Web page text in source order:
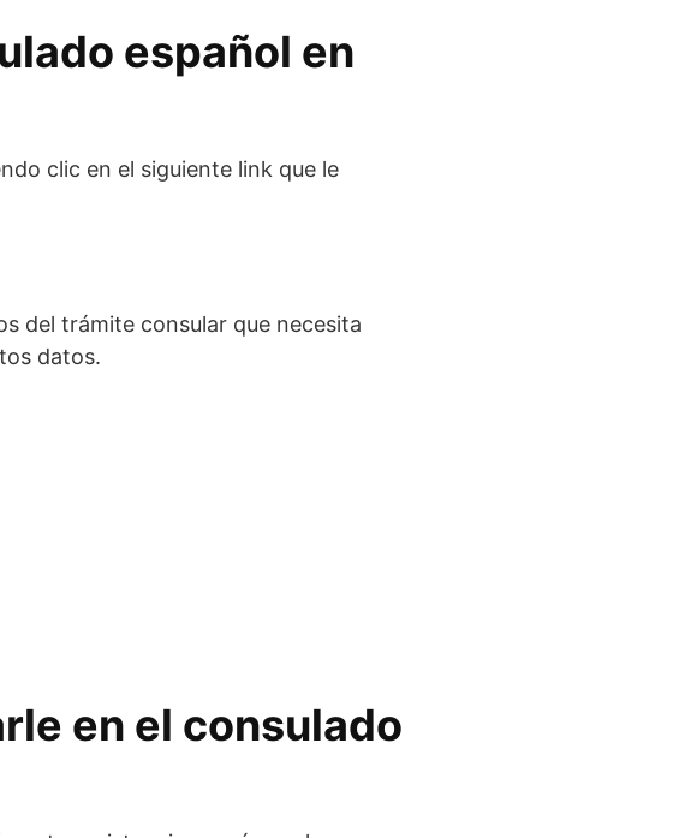
español en
clic en el siguiente link que le
del trámite consular que necesita
datos.
en el consulado